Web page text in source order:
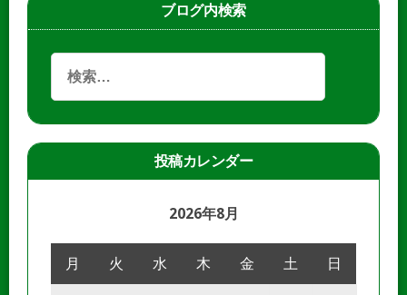
ブログ内検索
投稿カレンダー
2026年8月
月 火 水 木 金 土 日